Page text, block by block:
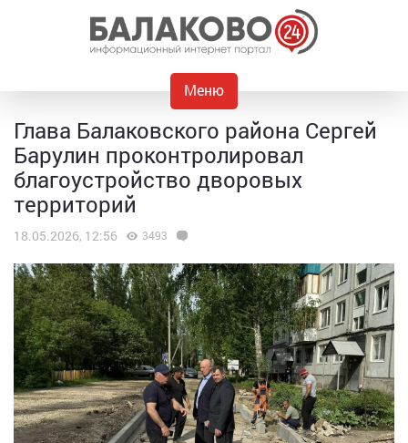
Меню
Глава Балаковского района Сергей
Барулин проконтролировал
благоустройство дворовых
территорий
18.05.2026, 12:56 3493